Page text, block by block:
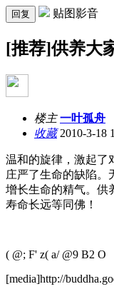
回复 贴图影音
[推荐]供养大
楼主 一叶孤舟
收藏2010-3-18
温和的旋律，激起了
庄严了生命的缺陷。
增长生命的精气。供
寿命长远等同佛！
( @; F' z( a/ @9 B2 O
[media]http://